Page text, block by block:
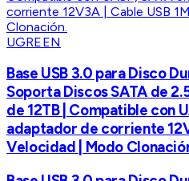
UGREEN
Base USB 3.0 para Disco
Soporta Discos SATA de
de 12TB | Compatible con
adaptador de corriente
Velocidad | Modo